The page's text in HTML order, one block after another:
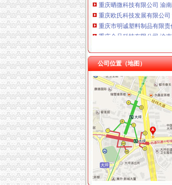
重庆欧氏科技发展有限公司
重庆市明诚塑料制品有限
重庆金品科技有限公司 渝南
重庆凯誉网络通信技术工
重庆佳技维科技发展有限
公司位置（地图）
渝中区马家堡
【招商银行渝中区马家堡
【重庆市渝中区大坪制面
重庆市渝中区人民
重庆市渝中区马家堡小学附
电子察上岗一个月渝中区
重庆市渝中区马家堡小学介
[转载]渝中区马家堡小学二